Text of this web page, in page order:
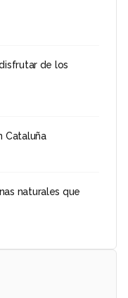
de los
Cataluña
naturales que